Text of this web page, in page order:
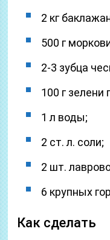
2 кг
500 г
2-3 зубца
100 г зелени
1 л воды;
2 ст. л. соли;
2 шт.
6 крупных
Как сделать